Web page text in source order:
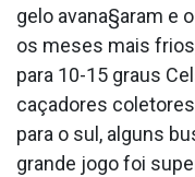
gelo avana§aram e
os meses mais
para 10-15 graus
caçadores
para o sul, alguns
grande jogo foi